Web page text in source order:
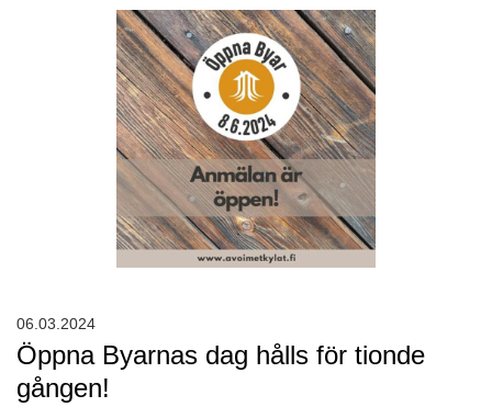
Öppna Byarnas dag hålls för tionde
gången!
06.03.2024